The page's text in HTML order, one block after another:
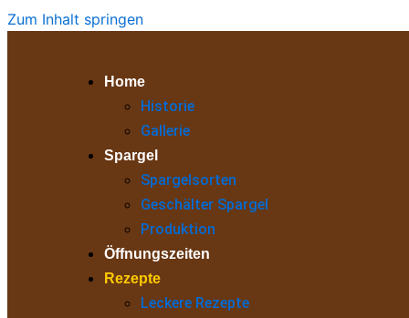
Zum Inhalt springen
Home
Historie
Gallerie
Spargel
Spargelsorten
Geschälter Spargel
Produktion
Öffnungszeiten
Rezepte
Leckere Rezepte